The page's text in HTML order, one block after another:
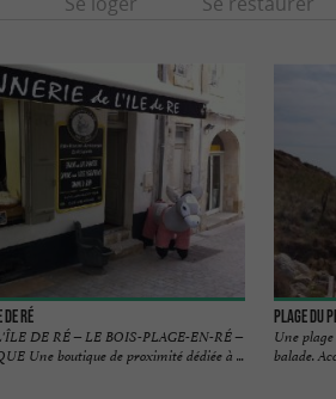
Ré
DE RÉ – LE BOIS-PLAGE-EN-RÉ –
Une boutique de proximité dédiée à ...
Plage du
Une
balade.